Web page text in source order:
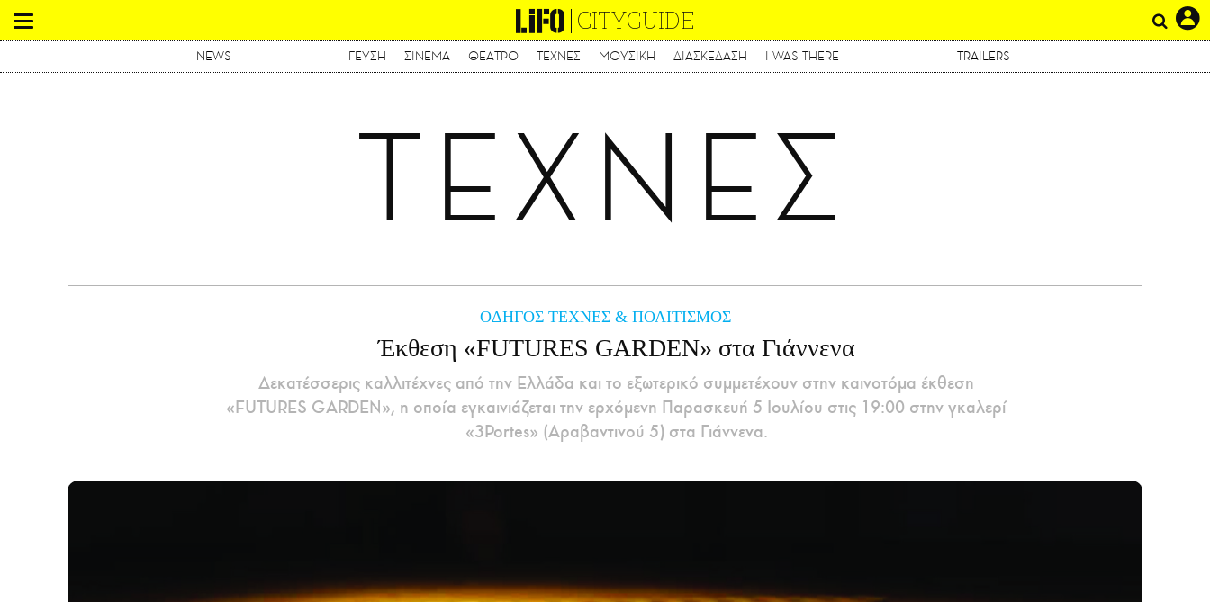
περιεχόμενο
CITYGUIDE
NEWS ΓΕΥΣΗ ΣΙΝΕΜΑ ΘΕΑΤΡΟ ΤΕΧΝΕΣ ΜΟΥΣΙΚΗ ΔΙΑΣΚΕΔΑΣΗ I WAS THERE TRAILERS
ΤΕΧΝΕΣ
ΟΔΗΓΟΣ ΤΕΧΝΕΣ & ΠΟΛΙΤΙΣΜΟΣ
Έκθεση «FUTURES GARDEN» στα Γιάννενα
Δεκατέσσερις καλλιτέχνες από την Ελλάδα και το εξωτερικό συμμετέχουν στην καινοτόμα έκθεση
«FUTURES GARDEN», η οποία εγκαινιάζεται την ερχόμενη Παρασκευή 5 Ιουλίου στις 19:00 στην γκαλερί
«3Portes» (Αραβαντινού 5) στα Γιάννενα.